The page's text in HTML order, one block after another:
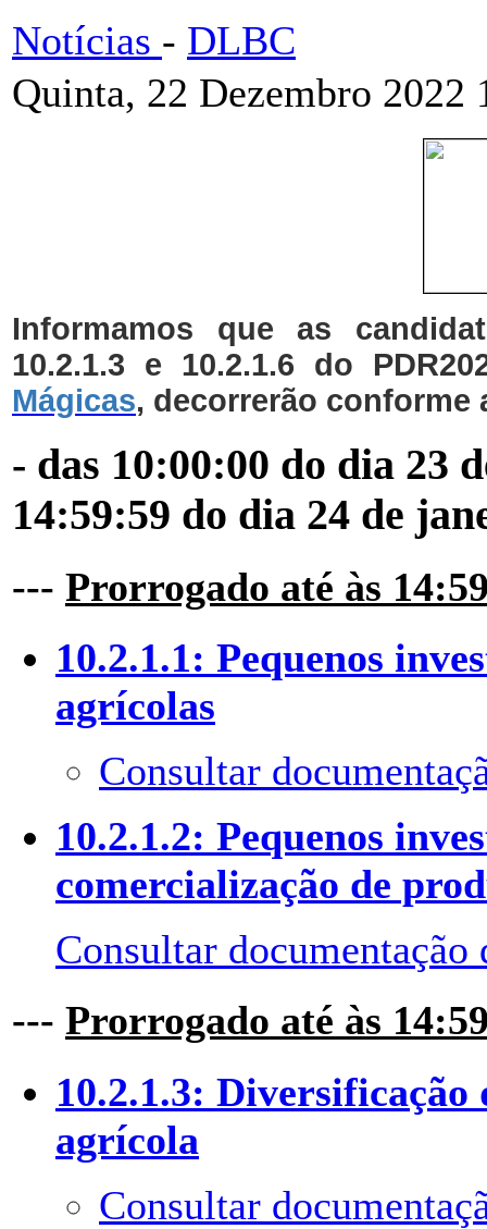
Notícias - DLBC
Quinta, 22 Dezembro 2022
Informamos que as
10.2.1.3 e 10.2.1.6 do
Mágicas, decorrerão
- das 10:00:00 do dia 23
14:59:59 do dia 24 de
--- Prorrogado até às
10.2.1.1: Pequenos
agrícolas
Consultar
10.2.1.2: Pequenos
comercialização de
Consultar documentação
--- Prorrogado até às
10.2.1.3: Diversificação
agrícola
Consultar